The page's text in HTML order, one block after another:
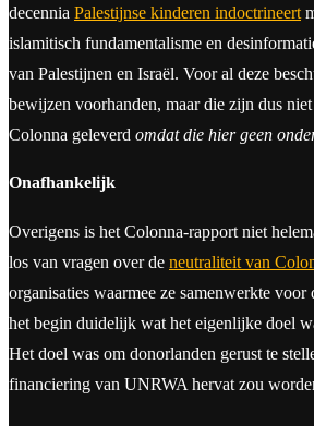
decennia Palestijnse kinderen indoctrineert
islamitisch fundamentalisme en
van Palestijnen en Israël. Voor al deze
bewijzen voorhanden, maar die zijn dus
Colonna geleverd omdat die hier geen
Onafhankelijk
Overigens is het Colonna-rapport niet
los van vragen over de neutraliteit van
organisaties waarmee ze samenwerkte
het begin duidelijk wat het eigenlijke doel
Het doel was om donorlanden gerust te
financiering van UNRWA hervat zou